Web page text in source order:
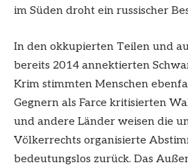
im Süden droht ein russischer
In den okkupierten Teilen und
bereits 2014 annektierten
Krim stimmten Menschen
Gegnern als Farce kritisierten
und andere Länder weisen die
Völkerrechts organisierte
bedeutungslos zurück. Das